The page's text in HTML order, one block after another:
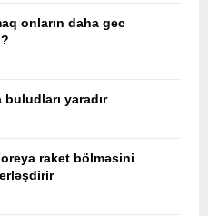
onların daha gec
yaradır
raket bölməsini